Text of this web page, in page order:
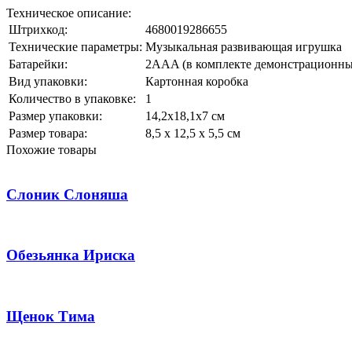
Техническое описание:
Штрихкод:
4680019286655
Технические параметры: Музыкальная развивающая игрушка
Батарейки:
2AAA (в комплекте
Вид упаковки:
Картонная коробка
Количество в упаковке:
1
Размер упаковки:
14,2х18,1х7 см
Размер товара:
8,5 х 12,5 х 5,5 см
Похожие товары
Слоник Слоняша
Обезьянка Ириска
Щенок Тима